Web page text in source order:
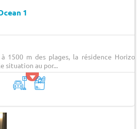
1
1500 m des plages, la résidence
situation au por...